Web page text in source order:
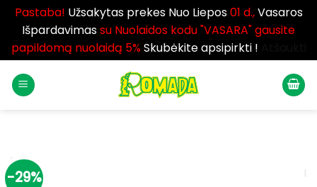
Pastaba! Užsakytas prekes Nuo Liepos01 d.,Vasaros
Išpardavimassu Nuolaidos kodu "VASARA" gausite
papildomą nuolaidą 5%Skubėkite apsipirkti !
-29%